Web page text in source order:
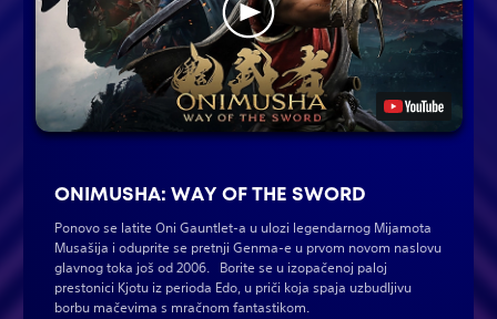
ONIMUSHA: WAY OF THE SWORD
Ponovo se latite Oni Gauntlet-a u ulozi legendarnog Mijamota
Musašija i oduprite se pretnji Genma-e u prvom novom naslovu
glavnog toka još od 2006. Borite se u izopačenoj paloj
prestonici Kjotu iz perioda Edo, u priči koja spaja uzbudljivu
borbu mačevima s mračnom fantastikom.